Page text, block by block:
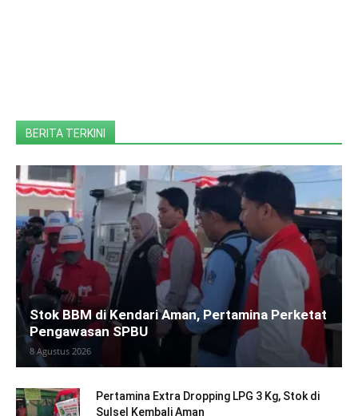
BERITA TERKINI
Stok BBM di Kendari Aman, Pertamina Perketat
Pengawasan SPBU
8 Agustus 2026
Pertamina Extra Dropping LPG 3 Kg, Stok di
Sulsel Kembali Aman